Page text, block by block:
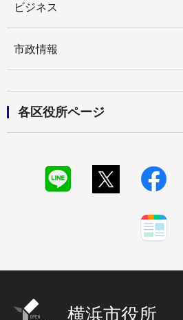
ビジネス
市政情報
各区役所ページ
横浜市役所